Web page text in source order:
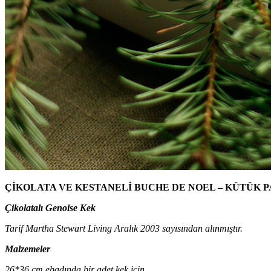
ÇİKOLATA VE KESTANELİ BUCHE DE NOEL – KÜTÜK
Çikolatalı Genoise Kek
Tarif Martha Stewart Living Aralık 2003 sayısından alınmıştır.
Malzemeler